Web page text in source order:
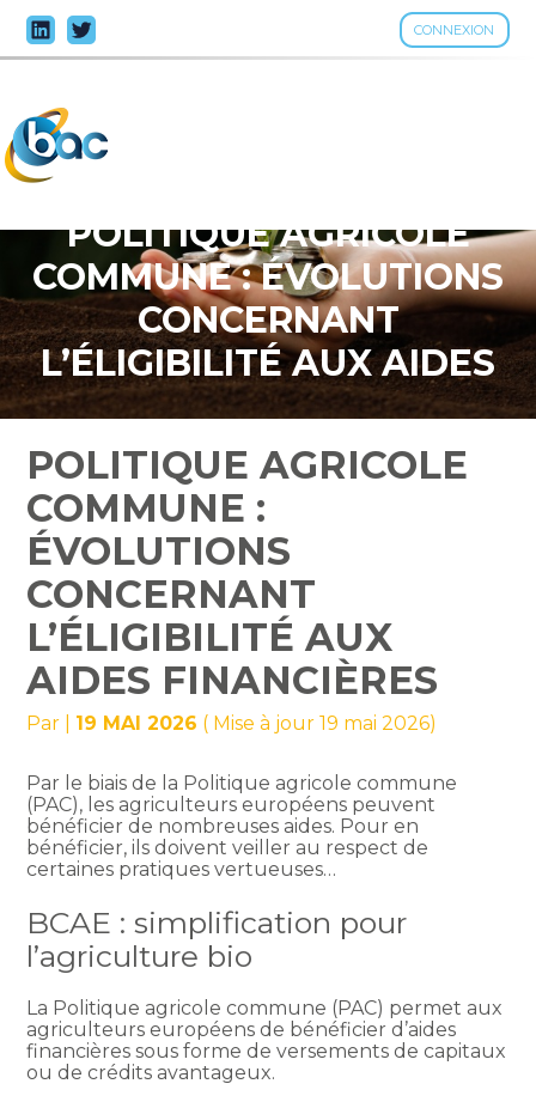
CONNEXION
Aller
au
POLITIQUE AGRICOLE
COMMUNE : ÉVOLUTIONS
CONCERNANT
L’ÉLIGIBILITÉ AUX AIDES
FINANCIÈRES
POLITIQUE AGRICOLE
COMMUNE :
ÉVOLUTIONS
CONCERNANT
L’ÉLIGIBILITÉ AUX
AIDES FINANCIÈRES
Par 19 MAI 2026 ( Mise à jour 19 mai 2026)
Par le biais de la Politique agricole commune
(PAC), les agriculteurs européens peuvent
bénéficier de nombreuses aides. Pour en
bénéficier, ils doivent veiller au respect de
certaines pratiques vertueuses…
BCAE : simplification pour
l’agriculture bio
La Politique agricole commune (PAC) permet aux
agriculteurs européens de bénéficier d’aides
financières sous forme de versements de capitaux
ou de crédits avantageux.